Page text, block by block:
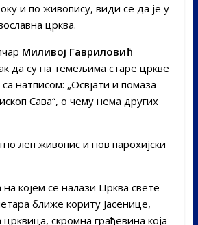
и по живопису, види се да је у
црква.
Миливој Гавриловић
да су на темељима старе цркве
натписом: „Освјати и помаза
Сава“, о чему нема других
леп живопис и нов парохијски
којем се налази Црква свете
ближе кориту Јасенице,
скромна грађевина која